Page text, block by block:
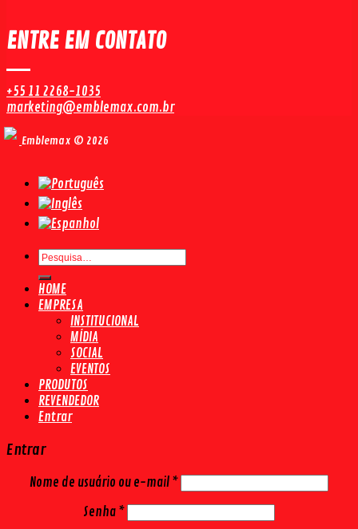
ENTRE EM CONTATO
+55 11 2268-1035
marketing@emblemax.com.br
Emblemax © 2026
Pesquisar
por:
HOME
EMPRESA
INSTITUCIONAL
MÍDIA
SOCIAL
EVENTOS
PRODUTOS
REVENDEDOR
Entrar
Entrar
Nome de usuário ou e-mail *
Senha *